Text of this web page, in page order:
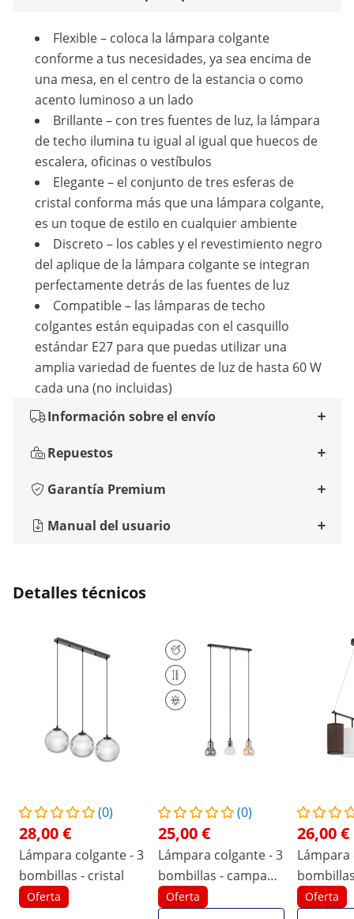
Flexible – coloca la lámpara colgante
conforme a tus necesidades, ya sea encima de
una mesa, en el centro de la estancia o como
acento luminoso a un lado
Brillante – con tres fuentes de luz, la lámpara
de techo ilumina tu igual al igual que huecos de
escalera, oficinas o vestíbulos
Elegante – el conjunto de tres esferas de
cristal conforma más que una lámpara colgante,
es un toque de estilo en cualquier ambiente
Discreto – los cables y el revestimiento negro
del aplique de la lámpara colgante se integran
perfectamente detrás de las fuentes de luz
Compatible – las lámparas de techo
colgantes están equipadas con el casquillo
estándar E27 para que puedas utilizar una
amplia variedad de fuentes de luz de hasta 60 W
cada una (no incluidas)
Información sobre el envío
Repuestos
Garantía Premium
Manual del usuario
Detalles técnicos
(0)
28,00 €
Lámpara colgante - 3
bombillas - cristal
Oferta
(0)
25,00 €
Lámpara colgante - 3
bombillas - campana
de cristal ahumado
Oferta
26,00 €
Lámpara
de tela
Oferta